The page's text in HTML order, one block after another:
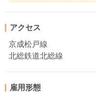
アクセス
京成松戸線
北総鉄道北総線
雇用形態